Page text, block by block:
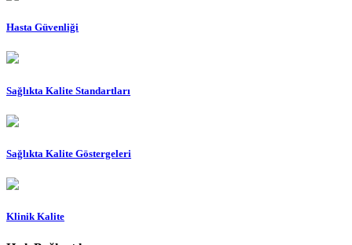
Hasta Güvenliği
Sağlıkta Kalite Standartları
Sağlıkta Kalite Göstergeleri
Klinik Kalite